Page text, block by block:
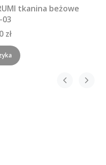
tkanina beżowe
03
zł